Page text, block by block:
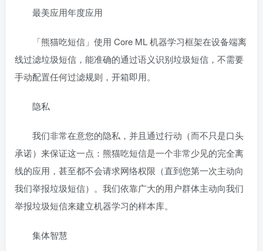
最美应用年度应用
「熊猫吃短信」使用 Core ML 机器学习框架在设备端离
线过滤垃圾短信，能准确的通过语义识别垃圾短信，不需要
手动配置任何过滤规则，开箱即用。
隐私
我们非常在意您的隐私，并且通过行动（而不只是口头
承诺）来保证这一点：熊猫吃短信是一个非常少见的完全离
线的应用，甚至都不会请求网络权限（直到您第一次主动向
我们举报垃圾短信）。我们依靠广大的用户群体主动向我们
举报垃圾短信来建立机器学习的样本库。
集体智慧